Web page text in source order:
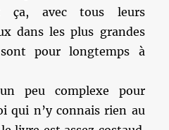
ça, avec tous leurs
dans les plus grandes
pour longtemps à
peu complexe pour
qui n’y connais rien au